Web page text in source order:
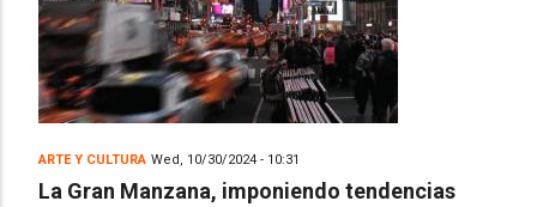
ARTE Y CULTURA Wed, 10/30/2024 - 10:31
La Gran Manzana, imponiendo tendencias